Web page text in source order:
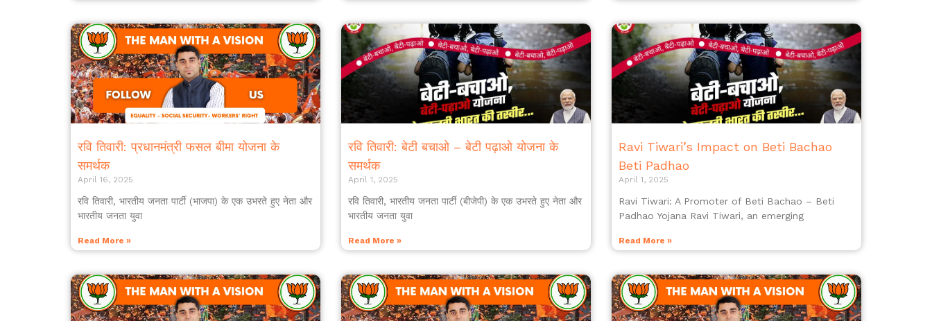
रवि तिवारी: प्रधानमंत्री फसल बीमा योजना के
समर्थक
April 16, 2025
रवि तिवारी, भारतीय जनता पार्टी (भाजपा) के एक उभरते हुए नेता और
भारतीय जनता युवा
Read More »
रवि तिवारी: बेटी बचाओ – बेटी पढ़ाओ योजना के
समर्थक
April 1, 2025
रवि तिवारी, भारतीय जनता पार्टी (बीजेपी) के एक उभरते हुए नेता और
भारतीय जनता युवा
Read More »
Ravi Tiwari’s Impact on Beti Bachao
Beti Padhao
April 1, 2025
Ravi Tiwari: A Promoter of Beti Bachao – Beti
Padhao Yojana Ravi Tiwari, an emerging
Read More »